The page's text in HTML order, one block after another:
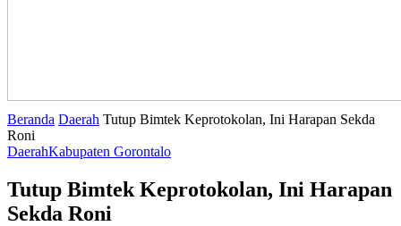
Beranda Daerah Tutup Bimtek Keprotokolan, Ini Harapan Sekda
Roni
DaerahKabupaten Gorontalo
Tutup Bimtek Keprotokolan, Ini Harapan
Sekda Roni